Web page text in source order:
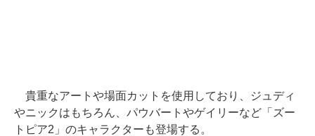
貴重なアートや場面カットを使用しており、ジュディ
やニックはもちろん、パウバートやゲイリーなど「ズー
トピア2」のキャラクターも登場する。